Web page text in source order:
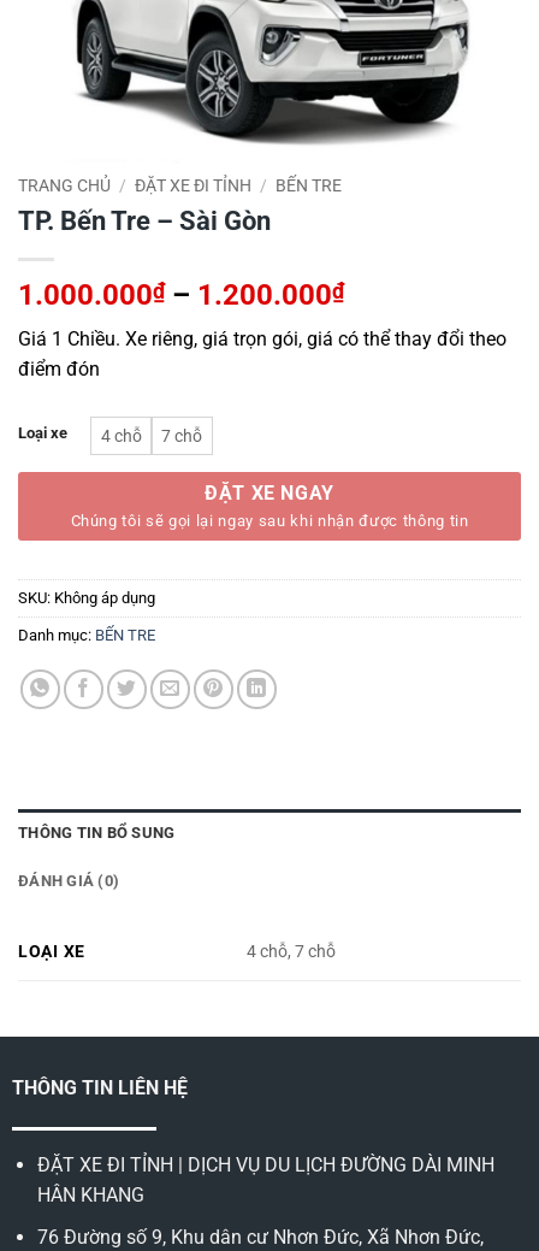
TRANG CHỦ / ĐẶT XE ĐI TỈNH / BẾN TRE
TP. Bến Tre – Sài Gòn
1.000.000₫ – 1.200.000₫Khoảng
giá:
từ
Giá 1 Chiều. Xe riêng, giá trọn gói, giá có thể thay đổi theo
điểm đón
Loại xe 4 chỗ 7 chỗ
ĐẶT XE NGAY
Chúng tôi sẽ gọi lại ngay sau khi nhận được thông tin
SKU: Không áp dụng
Danh mục: BẾN TRE
THÔNG TIN BỔ SUNG
ĐÁNH GIÁ (0)
LOẠI XE 4 chỗ, 7 chỗ
THÔNG TIN LIÊN HỆ
ĐẶT XE ĐI TỈNH | DỊCH VỤ DU LỊCH ĐƯỜNG DÀI MINH
HÂN KHANG
76 Đường số 9, Khu dân cư Nhơn Đức, Xã Nhơn Đức,